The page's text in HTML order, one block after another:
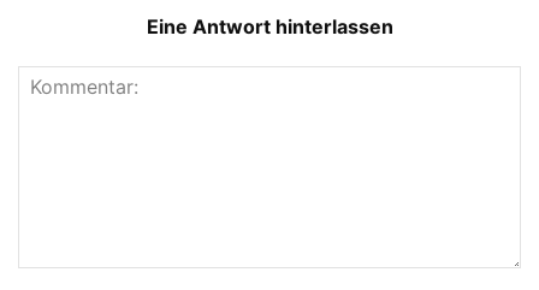
Eine Antwort hinterlassen